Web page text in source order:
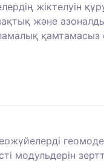
жіктелуін
және
модульдерін